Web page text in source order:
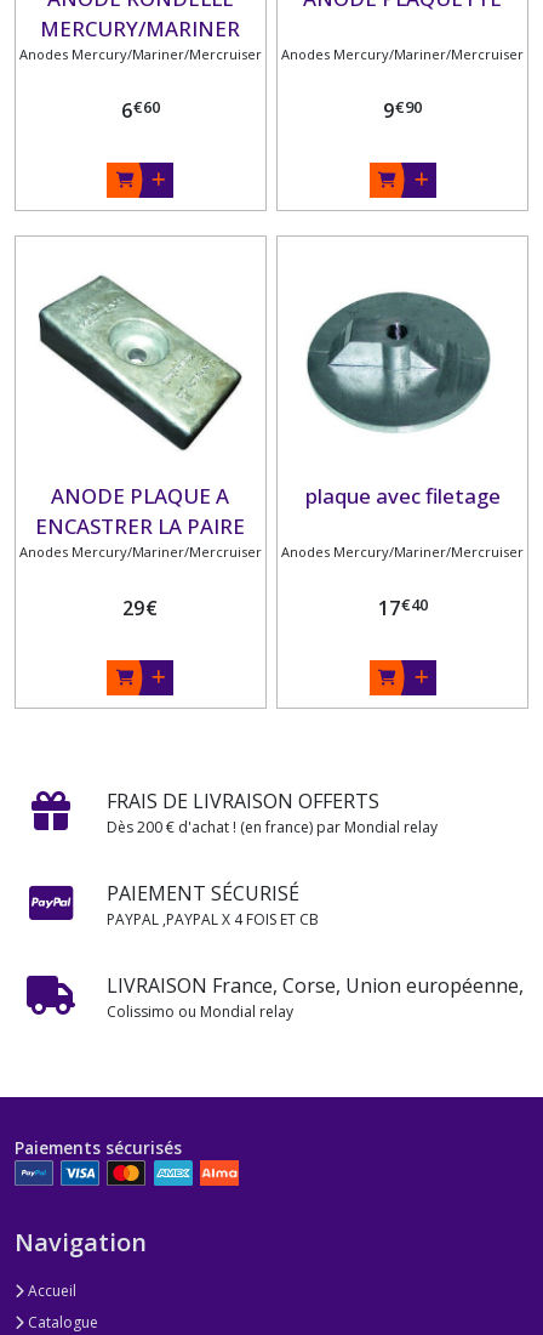
MERCURY/MARINER
DIA : 24
Anodes Mercury/Mariner/Mercruiser
6€60
Anodes Mercury/Mariner/Mercruiser
9€90
ANODE PLAQUE A
ENCASTRER LA PAIRE
Anodes Mercury/Mariner/Mercruiser
29€
plaque avec filetage
Anodes Mercury/Mariner/Mercruiser
17€40
FRAIS DE LIVRAISON OFFERTS
Dès 200 € d'achat ! (en france) par Mondial relay
PAIEMENT SÉCURISÉ
PAYPAL ,PAYPAL X 4 FOIS ET CB
LIVRAISON France, Corse, Union européenne,
Colissimo ou Mondial relay
Paiements sécurisés
Navigation
Accueil
Catalogue